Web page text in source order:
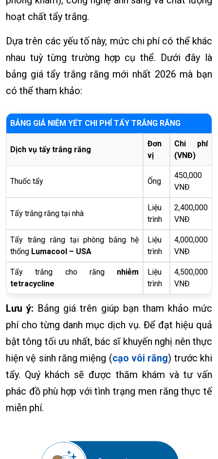
hoạt chất tẩy trắng.
Dựa trên các yếu tố này, mức chi phí có thể khác
nhau tuỳ từng trường hợp cụ thể. Dưới đây là
bảng giá tẩy trắng răng mới nhất 2026 mà bạn
có thể tham khảo:
BẢNG GIÁ NIÊM YẾT CHI PHÍ TẨY TRẮNG RĂNG
Dịch vụ tẩy trắng răng
Đơn
vị
Chi phí
(VNĐ)
Thuốc tẩy Ống
450,000
VNĐ
Tẩy trắng răng tại nhà
Liệu
trình
2,400,000
VNĐ
Tẩy trắng răng tại phòng bằng hệ
thống Lumacool – USA
Liệu
trình
4,000,000
VNĐ
Tẩy trắng cho răng nhiễm
tetracycline
Liệu
trình
4,500,000
VNĐ
Lưu ý: Bảng giá trên giúp bạn tham khảo mức
phí cho từng danh mục dịch vụ. Để đạt hiệu quả
bật tông tối ưu nhất, bác sĩ khuyến nghị nên thực
hiện vệ sinh răng miệng (cạo vôi răng) trước khi
tẩy. Quý khách sẽ được thăm khám và tư vấn
phác đồ phù hợp với tình trạng men răng thực tế
miễn phí.